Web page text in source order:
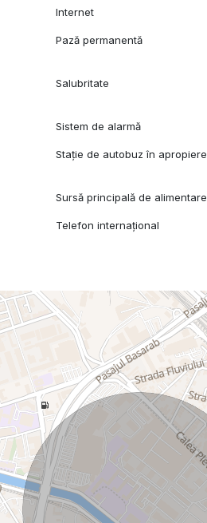
Internet
Pază permanentă
Salubritate
Sistem de alarmă
Stație de autobuz în apropiere
Sursă principală de alimentare
Telefon internațional